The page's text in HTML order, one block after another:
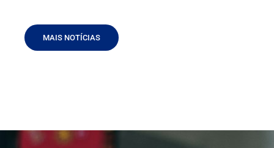
MAIS NOTÍCIAS